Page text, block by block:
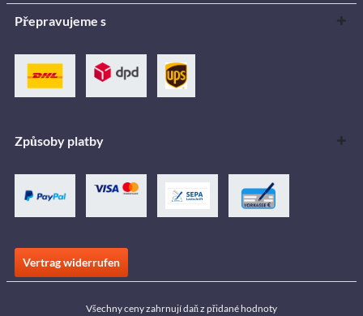
Přepravujeme s
Způsoby platby
Vertrag widerrufen
Všechny ceny zahrnují daň z přidané hodnoty